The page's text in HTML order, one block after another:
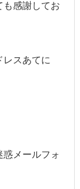
も感謝してお
レスあてに
惑メールフォ